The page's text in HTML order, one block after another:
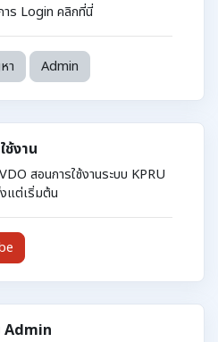
ร Login คลิกที่นี่
า Admin
ช้งาน
สอนการใช้งานระบบ KPRU
แต่เริ่มต้น
Admin